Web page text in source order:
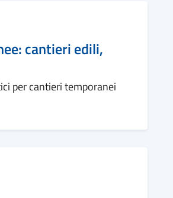
cantieri edili,
per cantieri temporanei